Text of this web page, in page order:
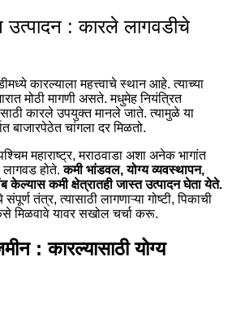
उत्पादन : कारले लागवडीचे
कारल्याला महत्त्वाचे स्थान आहे. त्याच्या
मोठी मागणी असते. मधुमेह नियंत्रित
कारले उपयुक्त मानले जाते. त्यामुळे या
बाजारपेठेत चांगला दर मिळतो.
महाराष्ट्र, मराठवाडा अशा अनेक भागांत
लागवड होते.कमी भांडवल, योग्य व्यवस्थापन,
कमी क्षेत्रातही जास्त उत्पादन घेता येते.
तंत्र, त्यासाठी लागणाऱ्या गोष्टी, पिकाची
मिळवावे यावर सखोल चर्चा करू.
: कारल्यासाठी योग्य